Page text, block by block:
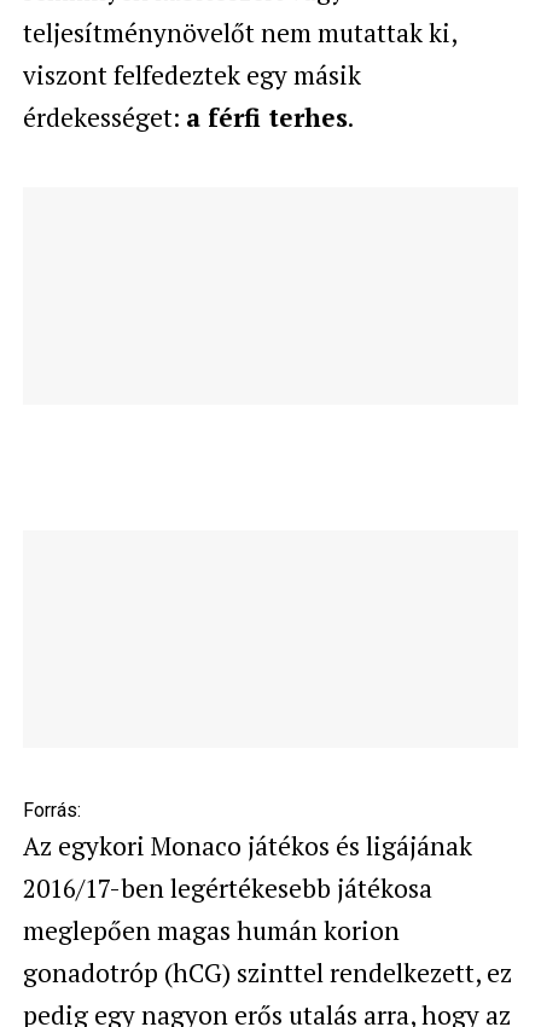
teljesítménynövelőt nem mutattak ki,
viszont felfedeztek egy másik
érdekességet: a férfi terhes.
Forrás:
Az egykori Monaco játékos és ligájának
2016/17-ben legértékesebb játékosa
meglepően magas humán korion
gonadotróp (hCG) szinttel rendelkezett, ez
pedig egy nagyon erős utalás arra, hogy az